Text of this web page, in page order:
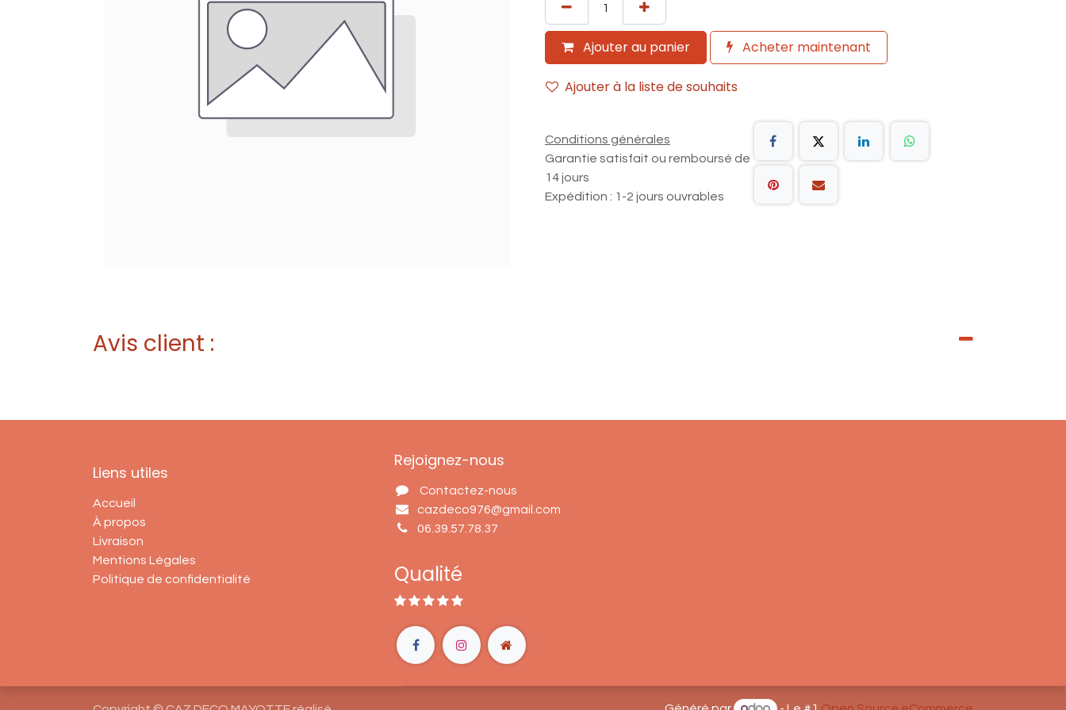
Ajouter au panier Acheter maintenant
Ajouter à la liste de souhaits
Conditions générales
Garantie satisfait ou remboursé de
14 jours
Expédition : 1-2 jours ouvrables
Avis client :
Liens utiles
Accueil
À propos
Livraison
Mentions Légales
Politique de confidentialité
Rejoignez-nous
Contactez-nous
cazdeco976@gmail.com
06.39.57.78.37
Qualité